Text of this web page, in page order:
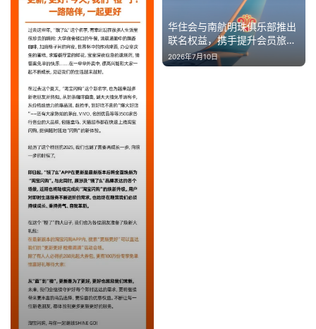
华住会与南航明珠俱乐部推出
联名权益，携手提升会员旅程
体验
2026年7月10日